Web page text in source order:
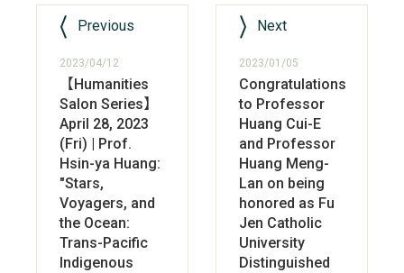
Previous
2023/04/12
【Humanities
Salon Series】
April 28, 2023
(Fri) | Prof.
Hsin-ya Huang:
"Stars,
Voyagers, and
the Ocean:
Trans-Pacific
Indigenous
Next
2023/01/05
Congratulations
to Professor
Huang Cui-E
and Professor
Huang Meng-
Lan on being
honored as Fu
Jen Catholic
University
Distinguished